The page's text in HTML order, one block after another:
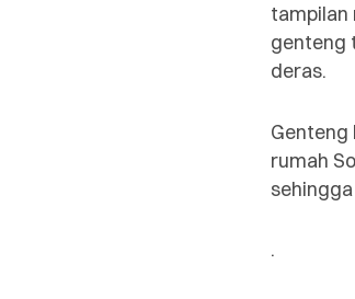
tampilan
genteng
deras.
Genteng
rumah
.